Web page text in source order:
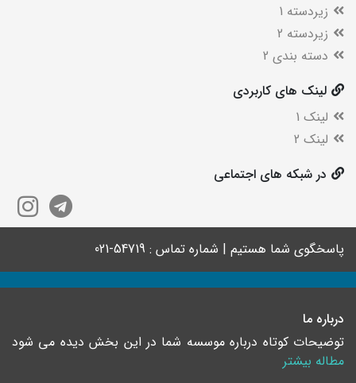
زیردسته 1
زیردسته 2
دسته بندی 2
لینک های کاربردی
لینک 1
لینک 2
در شبکه های اجتماعی
پاسخگوی شما هستیم | شماره تماس : 54719-021
درباره ما
توضیحات کوتاه درباره موسسه شما در این بخش دیده می شود
مطاله بیشتر